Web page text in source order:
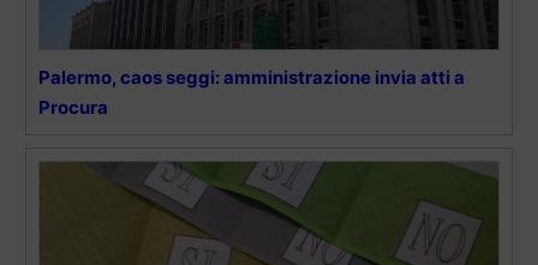
Palermo, caos seggi: amministrazione invia atti a
Procura